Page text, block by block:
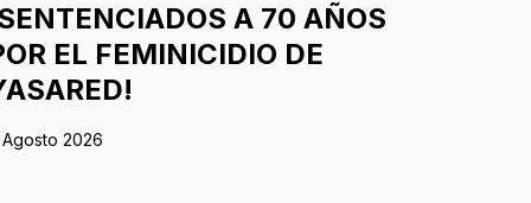
A 70 AÑOS
EL FEMINICIDIO DE
2026